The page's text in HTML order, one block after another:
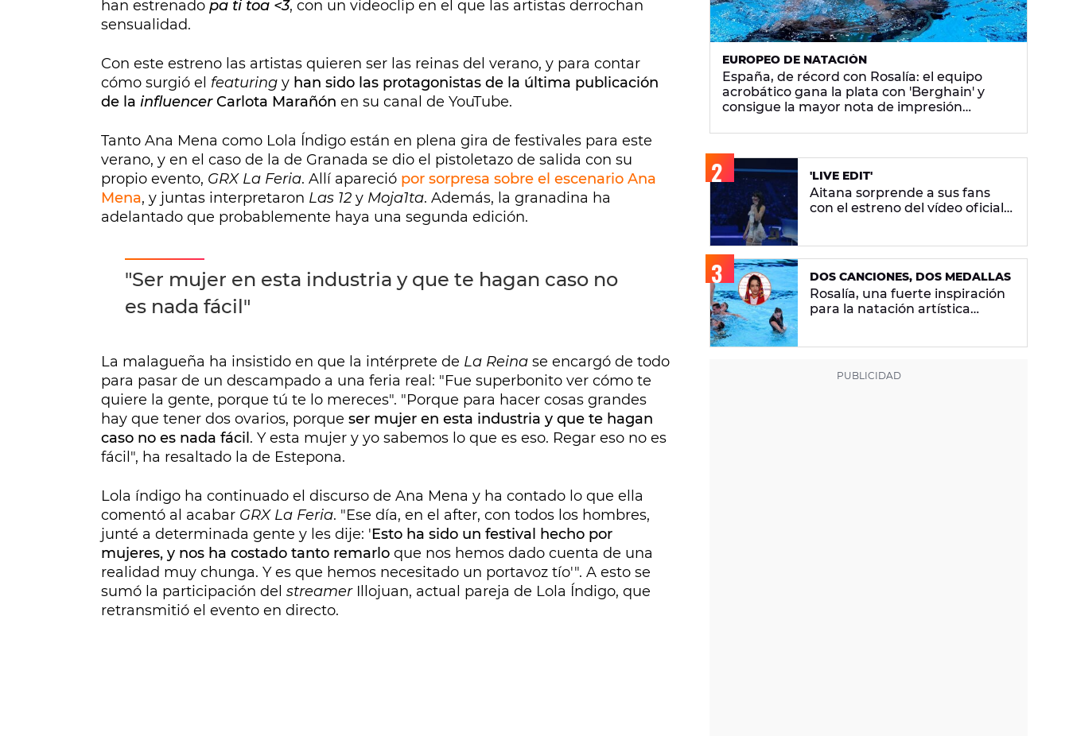
han estrenado pa ti toa <3, con un videoclip en el que las artistas derrochan
sensualidad.
Con este estreno las artistas quieren ser las reinas del verano, y para contar
cómo surgió el featuring y han sido las protagonistas de la última publicación
de la influencerCarlota Marañón en su canal de YouTube.
Tanto Ana Mena como Lola Índigo están en plena gira de festivales para este
verano, y en el caso de la de Granada se dio el pistoletazo de salida con su
propio evento, GRX La Feria. Allí apareció por sorpresa sobre el escenario Ana
Mena, y juntas interpretaron Las 12 y Moja1ta. Además, la granadina ha
adelantado que probablemente haya una segunda edición.
"Ser mujer en esta industria y que te hagan caso no
es nada fácil"
La malagueña ha insistido en que la intérprete de La Reina se encargó de todo
para pasar de un descampado a una feria real: "Fue superbonito ver cómo te
quiere la gente, porque tú te lo mereces". "Porque para hacer cosas grandes
hay que tener dos ovarios, porque ser mujer en esta industria y que te hagan
caso no es nada fácil . Y esta mujer y yo sabemos lo que es eso. Regar eso no es
fácil", ha resaltado la de Estepona.
Lola índigo ha continuado el discurso de Ana Mena y ha contado lo que ella
comentó al acabar GRX La Feria. "Ese día, en el after, con todos los hombres,
junté a determinada gente y les dije: 'Esto ha sido un festival hecho por
mujeres, y nos ha costado tanto remarlo que nos hemos dado cuenta de una
realidad muy chunga. Y es que hemos necesitado un portavoz tío'". A esto se
sumó la participación del streamer Illojuan, actual pareja de Lola Índigo, que
retransmitió el evento en directo.
EUROPEO DE NATACIÓN
España, de récord con Rosalía: el equipo
acrobático gana la plata con 'Berghain' y
consigue la mayor nota de impresión
'LIVE EDIT'
Aitana sorprende a sus fans
con el estreno del vídeo oficial
DOS CANCIONES, DOS MEDALLAS
Rosalía, una fuerte inspiración
para la natación artística